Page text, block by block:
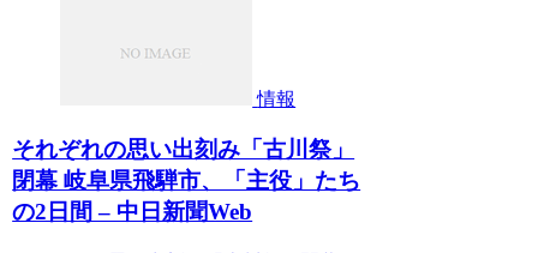
情報
それぞれの思い出刻み「古川祭」
閉幕 岐阜県飛騨市、「主役」たち
の2日間 – 中日新聞Web